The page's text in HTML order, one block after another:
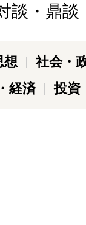
談・鼎談
想
社会・
経済 投資